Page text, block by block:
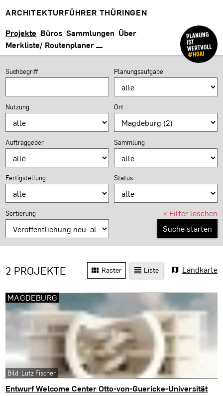
ARCHITEKTURFÜHRER THÜRINGEN
Projekte Büros Sammlungen Über
Merkliste/ Routenplaner
PROJEKTSUCHE
Suchformular
Suchbegriff Planungsaufgabe
Nutzung Ort
Auftraggeber Sammlung
Fertigstellung Status
Sortierung × Filter löschen
2 PROJEKTE Raster Liste Landkarte
Entwurf Welcome Center Otto-von-Guericke-Universität
MAGDEBURG
Bild: Lutz Fischer